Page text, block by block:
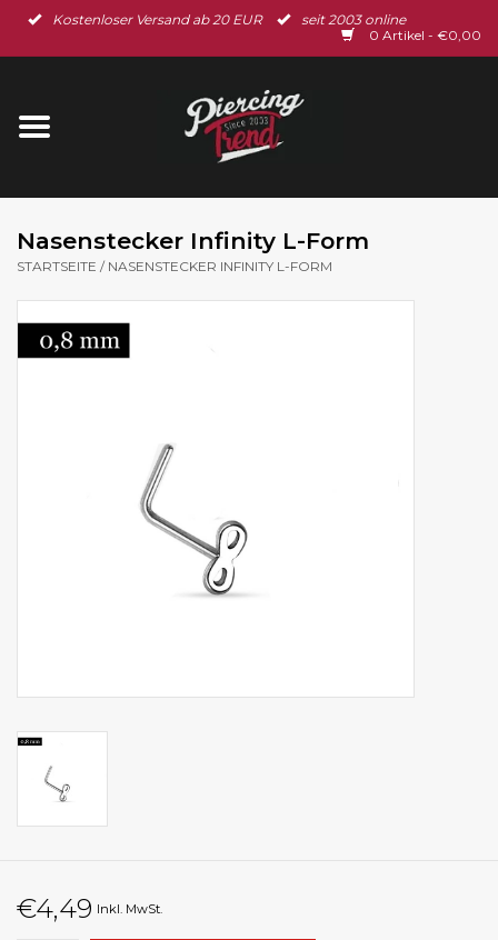
Kostenloser Versand ab 20 EUR
seit 2003 online
0 Artikel - €0,00
Startseite
Ohrschmuck
Gutscheine
Nasenstecker Infinity L-Form
STARTSEITE / NASENSTECKER INFINITY L-FORM
€4,49 Inkl. MwSt.